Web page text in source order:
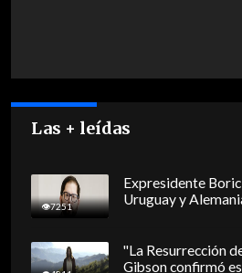
Las + leídas
7251
Expresidente
Uruguay y
"La Resurrección
Gibson confirmó